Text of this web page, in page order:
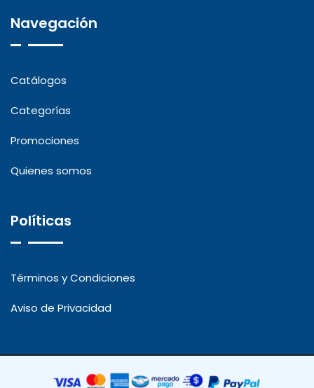
Navegación
Catálogos
Categorías
Promociones
Quienes somos
Políticas
Términos y Condiciones
Aviso de Privacidad